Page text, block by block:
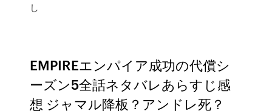
し
EMPIREエンパイア成功の代償シ
ーズン5全話ネタバレあらすじ感
想 ジャマル降板？アンドレ死？